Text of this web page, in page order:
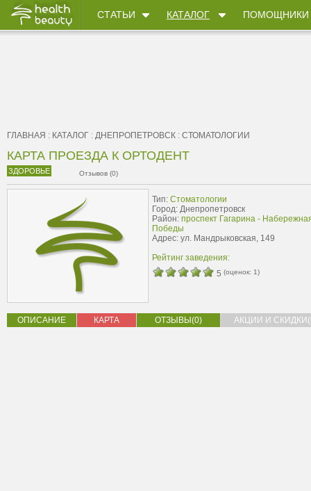
СТАТЬИ КАТАЛОГ ПОМОЩНИКИ
ГЛАВНАЯ : КАТАЛОГ : ДНЕПРОПЕТРОВСК : СТОМАТОЛОГИИ
КАРТА ПРОЕЗДА К ОРТОДЕНТ
ЗДОРОВЬЕ Отзывов (0)
Тип: Стоматологии
Город: Днепропетровск
Район: проспект Гагарина -
Победы
Адрес: ул. Мандрыковская, 149
Рейтинг заведения:
5 (оценок: 1)
ОПИСАНИЕ КАРТА ОТЗЫВЫ(0) АКЦИИ И